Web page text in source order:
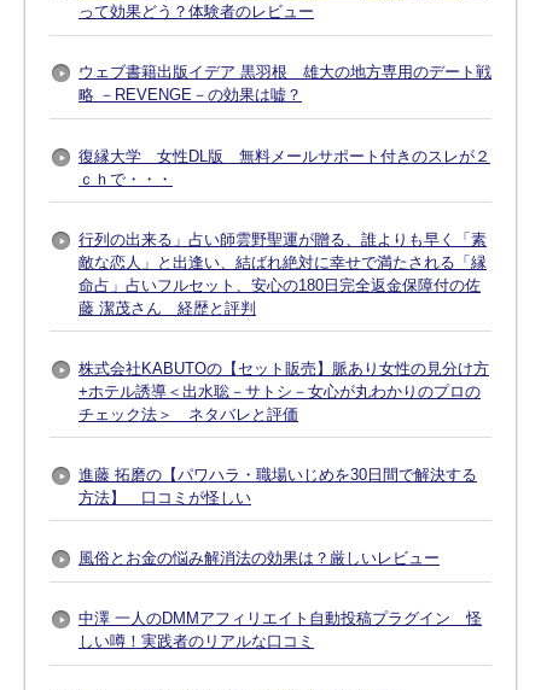
って効果どう？体験者のレビュー
ウェブ書籍出版イデア 黒羽根 雄大の地方専用のデート戦
略 －REVENGE－の効果は嘘？
復縁大学 女性DL版 無料メールサポート付きのスレが２
ｃｈで・・・
行列の出来る」占い師雲野聖運が贈る、誰よりも早く「素
敵な恋人」と出逢い、結ばれ絶対に幸せで満たされる「縁
命占」占いフルセット、安心の180日完全返金保障付の佐
藤 潔茂さん 経歴と評判
株式会社KABUTOの【セット販売】脈あり女性の見分け方
+ホテル誘導＜出水聡－サトシ－女心が丸わかりのプロの
チェック法＞ ネタバレと評価
進藤 拓磨の【パワハラ・職場いじめを30日間で解決する
方法】 口コミが怪しい
風俗とお金の悩み解消法の効果は？厳しいレビュー
中澤 一人のDMMアフィリエイト自動投稿プラグイン 怪
しい噂！実践者のリアルな口コミ